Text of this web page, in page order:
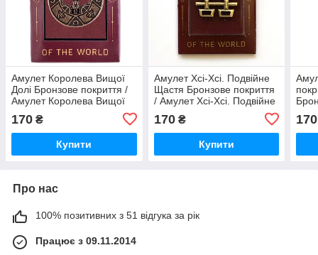
Амулет Королева Вищої
Долі Бронзове покриття /
Амулет Королева Вищої
2x2 см
170 ₴
Купити
Амулет Хсі-Хсі. Подвійне
Щастя Бронзове покриття
/ Амулет Хсі-Хсі. Подвійне
Щастя Бронзове покриття
2x26 см
170₴
Купити
170
Про нас
100% позитивних з 51 відгука за рік
Працює з 09.11.2014